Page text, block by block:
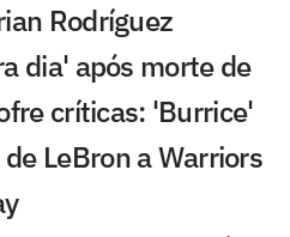
Rodríguez
dia' após morte de
críticas: 'Burrice'
LeBron a Warriors